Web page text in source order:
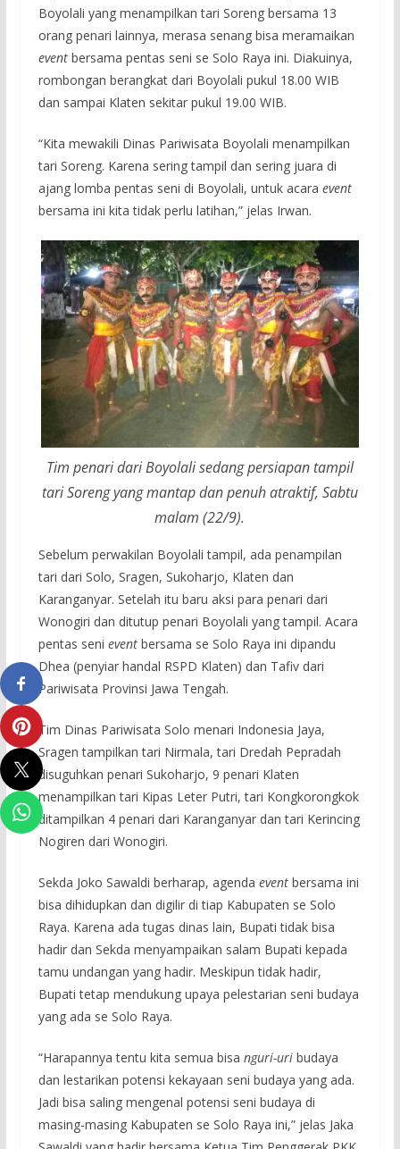
Boyolali yang menampilkan tari Soreng bersama 13
orang penari lainnya, merasa senang bisa meramaikan
eventbersama pentas seni se Solo Raya ini. Diakuinya,
rombongan berangkat dari Boyolali pukul 18.00 WIB
dan sampai Klaten sekitar pukul 19.00 WIB.
“Kita mewakili Dinas Pariwisata Boyolali menampilkan
tari Soreng. Karena sering tampil dan sering juara di
ajang lomba pentas seni di Boyolali, untuk acara event
bersama ini kita tidak perlu latihan,” jelas Irwan.
Tim penari dari Boyolali sedang persiapan tampil
tari Soreng yang mantap dan penuh atraktif, Sabtu
malam (22/9).
Sebelum perwakilan Boyolali tampil, ada penampilan
tari dari Solo, Sragen, Sukoharjo, Klaten dan
Karanganyar. Setelah itu baru aksi para penari dari
Wonogiri dan ditutup penari Boyolali yang tampil. Acara
pentas seni eventbersama se Solo Raya ini dipandu
Dhea (penyiar handal RSPD Klaten) dan Tafiv dari
Pariwisata Provinsi Jawa Tengah.
Tim Dinas Pariwisata Solo menari Indonesia Jaya,
Sragen tampilkan tari Nirmala, tari Dredah Pepradah
disuguhkan penari Sukoharjo, 9 penari Klaten
menampilkan tari Kipas Leter Putri, tari Kongkorongkok
ditampilkan 4 penari dari Karanganyar dan tari Kerincing
Nogiren dari Wonogiri.
Sekda Joko Sawaldi berharap, agenda eventbersama ini
bisa dihidupkan dan digilir di tiap Kabupaten se Solo
Raya. Karena ada tugas dinas lain, Bupati tidak bisa
hadir dan Sekda menyampaikan salam Bupati kepada
tamu undangan yang hadir. Meskipun tidak hadir,
Bupati tetap mendukung upaya pelestarian seni budaya
yang ada se Solo Raya.
“Harapannya tentu kita semua bisa nguri-uribudaya
dan lestarikan potensi kekayaan seni budaya yang ada.
Jadi bisa saling mengenal potensi seni budaya di
masing-masing Kabupaten se Solo Raya ini,” jelas Jaka